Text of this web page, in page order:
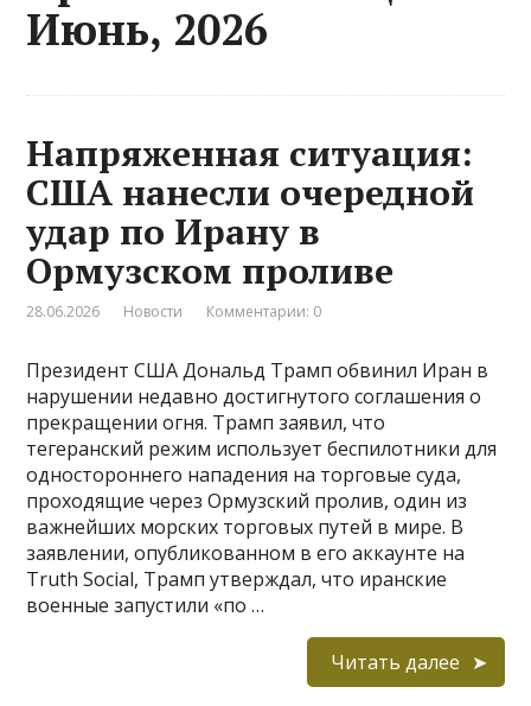
Июнь, 2026
Напряженная ситуация:
США нанесли очередной
удар по Ирану в
Ормузском проливе
28.06.2026 Новости Комментарии: 0
Президент США Дональд Трамп обвинил Иран в
нарушении недавно достигнутого соглашения о
прекращении огня. Трамп заявил, что
тегеранский режим использует беспилотники для
одностороннего нападения на торговые суда,
проходящие через Ормузский пролив, один из
важнейших морских торговых путей в мире. В
заявлении, опубликованном в его аккаунте на
Truth Social, Трамп утверждал, что иранские
военные запустили «по …
Читать далее